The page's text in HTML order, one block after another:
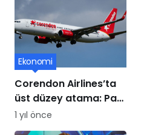
Corendon Airlines’ta
üst düzey atama: Paul
Schwaiger yeni CCO
oldu
Ekonomi
1 yıl önce